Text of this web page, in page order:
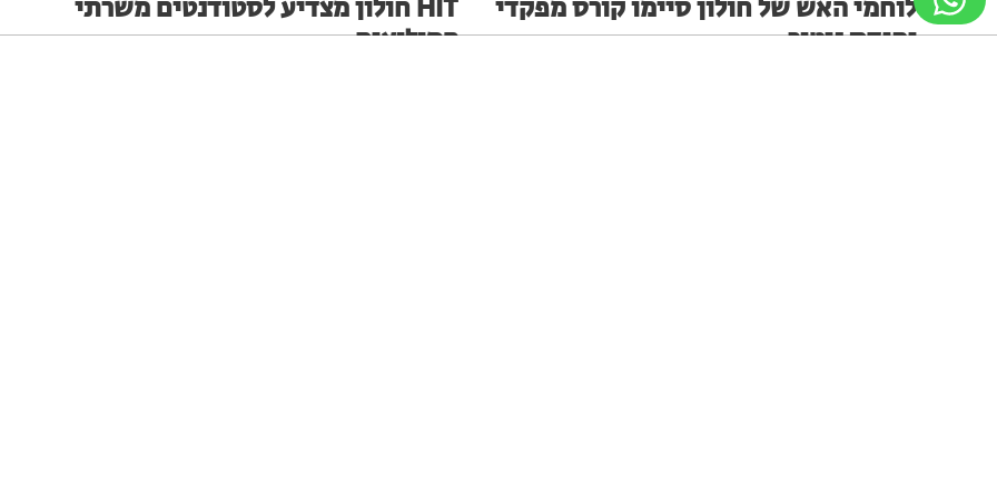
לוחמי האש של חולון סיימו קורס מפקדי
יחידת ניטור
HIT חולון מצדיע לסטודנטים משרתי
המילואים